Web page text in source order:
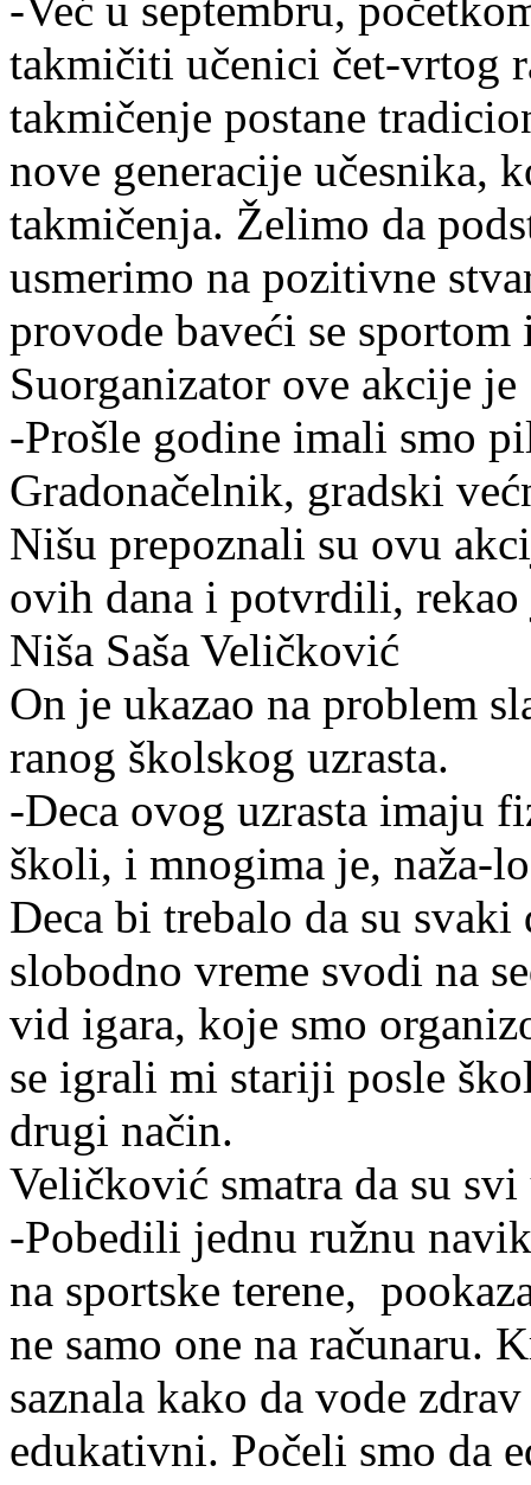
takmičiti učenici čet-vrtog
takmičenje postane
nove generacije učesnika,
takmičenja. Želimo da
usmerimo na pozitivne
provode baveći se
Suorganizator ove akcije
-Prošle godine imali smo
Gradonačelnik, gradski
Nišu prepoznali su ovu
ovih dana i potvrdili, rekao
Niša Saša Veličković
On je ukazao na problem
ranog školskog uzrasta.
-Deca ovog uzrasta imaju
školi, i mnogima je, naža-
Deca bi trebalo da su
slobodno vreme svodi na
vid igara, koje smo
se igrali mi stariji posle
drugi način.
Veličković smatra da su
-Pobedili jednu ružnu
na sportske terene,
ne samo one na računaru.
saznala kako da vode
edukativni. Počeli smo da